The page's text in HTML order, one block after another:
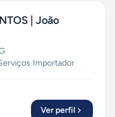
| João
·Importador
Ver perfil